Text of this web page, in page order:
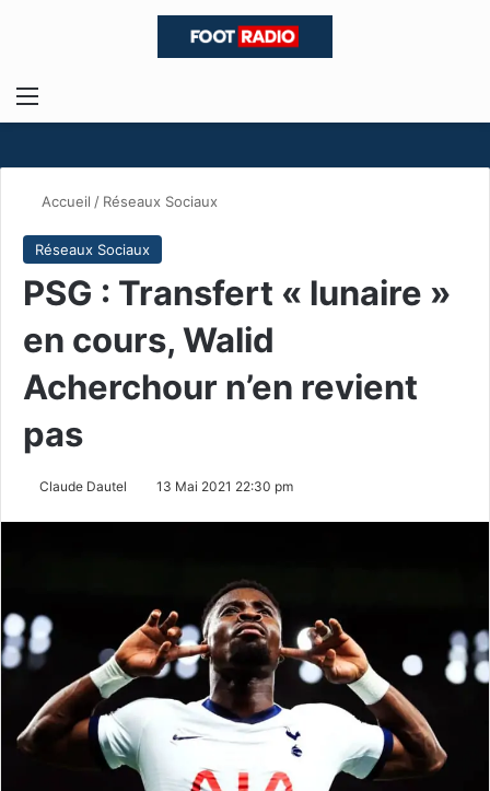
Menu
Accueil / Réseaux Sociaux
Réseaux Sociaux
PSG : Transfert « lunaire »
en cours, Walid
Acherchour n’en revient
pas
Claude Dautel 13 Mai 2021 22:30 pm